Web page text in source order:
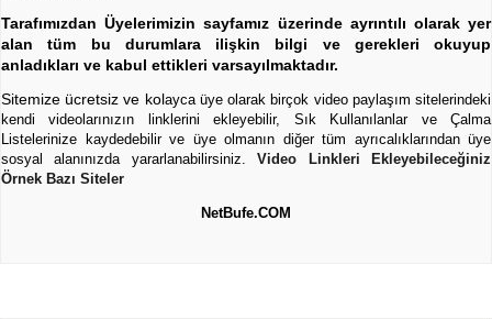
Tarafımızdan Üyelerimizin sayfamız üzerinde ayrıntılı olarak yer
alan tüm bu durumlara ilişkin bilgi ve gerekleri okuyup
anladıkları ve kabul ettikleri varsayılmaktadır.
Sitemize ücretsiz ve kolayca üye olarak birçok video paylaşım sitelerindeki
kendi videolarınızın linklerini ekleyebilir, Sık Kullanılanlar ve Çalma
Listelerinize kaydedebilir ve üye olmanın diğer tüm ayrıcalıklarından üye
sosyal alanınızda yararlanabilirsiniz.Video Linkleri Ekleyebileceğiniz
Örnek Bazı Siteler
NetBufe.COM